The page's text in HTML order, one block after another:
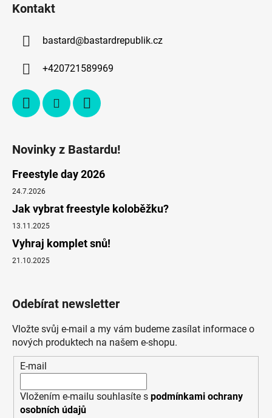
Kontakt
bastard@bastardrepublik.cz
+420721589969
Novinky z Bastardu!
Freestyle day 2026
24.7.2026
Jak vybrat freestyle koloběžku?
13.11.2025
Vyhraj komplet snů!
21.10.2025
Odebírat newsletter
Vložte svůj e-mail a my vám budeme zasílat informace o
nových produktech na našem e-shopu.
E-mail
Vložením e-mailu souhlasíte s podmínkami ochrany
osobních údajů